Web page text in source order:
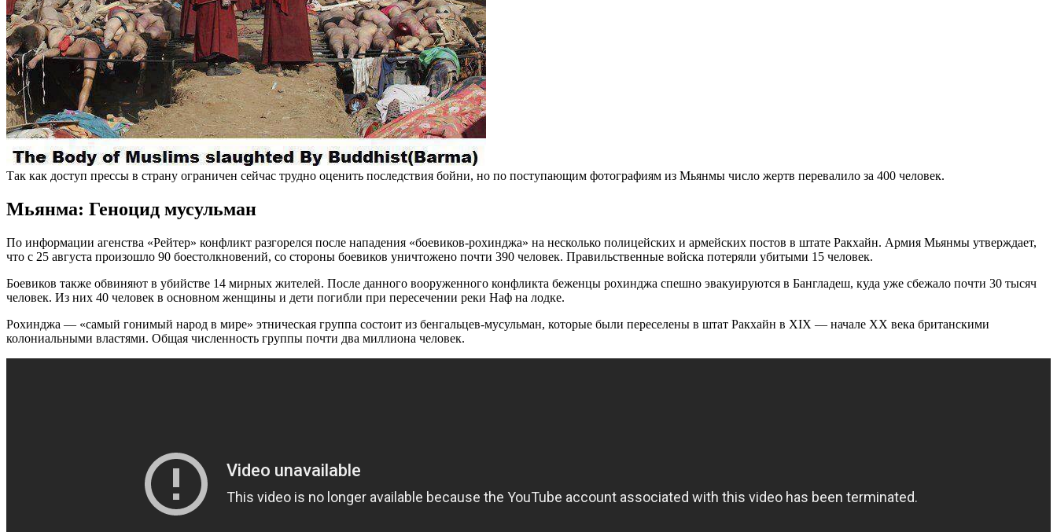
Так как доступ прессы в страну ограничен сейчас трудно оценить последствия бойни, но по поступающим фотографиям из Мьянмы число жертв перевалило за 400 человек.
Мьянма: Геноцид мусульман
По информации агенства «Рейтер» конфликт разгорелся после нападения «боевиков-рохинджа» на несколько полицейских и армейских постов в штате Ракхайн. Армия Мьянмы утверждает,
что с 25 августа произошло 90 боестолкновений, со стороны боевиков уничтожено почти 390 человек. Правильственные войска потеряли убитыми 15 человек.
Боевиков также обвиняют в убийстве 14 мирных жителей. После данного вооруженного конфликта беженцы рохинджа спешно эвакуируются в Бангладеш, куда уже сбежало почти 30 тысяч
человек. Из них 40 человек в основном женщины и дети погибли при пересечении реки Наф на лодке.
Рохинджа — «самый гонимый народ в мире» этническая группа состоит из бенгальцев-мусульман, которые были переселены в штат Ракхайн в XIX — начале XX века британскими
колониальными властями. Общая численность группы почти два миллиона человек.